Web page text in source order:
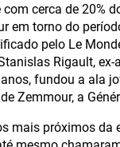
cerca de 20%
em torno do
pelo Le
Rigault, ex-
fundou a ala
Zemmour, a
mais próximos da